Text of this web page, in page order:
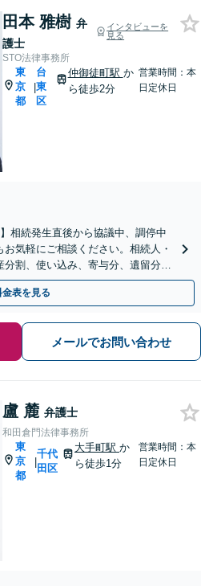
田本 雅樹 弁
護士
インタビューを
見る
STO法律事務所
東
京
都
|
台
東
区
仲御徒町駅 か
ら徒歩2分
営業時間：本
日定休日
相続発生直後から協議中、調停中
気軽にご相談ください。相続人・
割、使い込み、寄与分、遺留分、
す【休日・夜間面談可】
金表を見る
メールでお問い合わせ
盧 麓 弁護士
和田倉門法律事務所
東
京
都
|
千代
田区
大手町駅か
ら徒歩1分
営業時間：本
日定休日